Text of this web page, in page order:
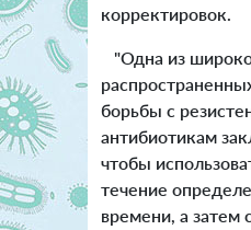
корректировок.
"Одна из
борьбы с
антибиотикам
чтобы
течение
времени, а затем